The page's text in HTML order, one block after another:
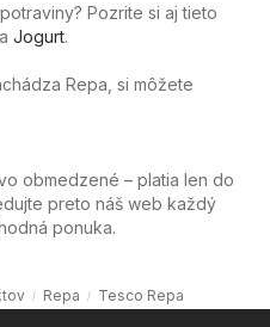
Pozrite si aj tieto
a Jogurt.
Repa, si môžete
obmedzené – platia len do
preto náš web každý
ponuka.
Repa Tesco Repa